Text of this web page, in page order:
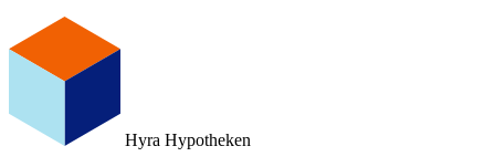
Hyra Hypotheken